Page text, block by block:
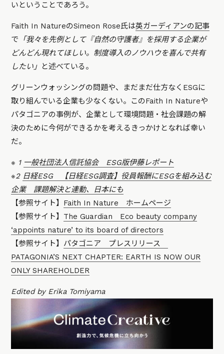
いということであろう。
Faith In NatureのSimeon Rose氏は英ガーディアンの記事
で 「我々を先例として『自然の守護者』を採用する企業が
どんどん現れてほしい。制度導入のノウハウを喜んで共有
したい」 と述べている。
グリーンウォッシングの問題や、まだまだ仕方なくESGに
取り組んでいる企業も少なくない。このFaith In Natureや
パタゴニアの事例が、企業として環境問題・社会課題の解
決のために今何ができるかを考えるきっかけとなれば幸い
だ。
※ 1 一般社団法人信託協会 ESG版伊藤レポート
※2 日経ESG 【日経ESG調査】役員報酬にESGを組み込む
企業 課題解決と連動、日本にも
【参照サイト】 Faith In Nature ホームページ
【参照サイト】 The Guardian Eco beauty company
‘appoints nature’ to its board of directors
【参照サイト】 パタゴニア プレスリリース
PATAGONIA’S NEXT CHAPTER: EARTH IS NOW OUR
ONLY SHAREHOLDER
Edited by Erika Tomiyama